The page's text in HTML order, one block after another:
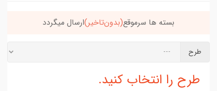
خریدتو به5میلیون برسون،ارسالت‌رایگانه
طرح
طرح را انتخاب کنید.